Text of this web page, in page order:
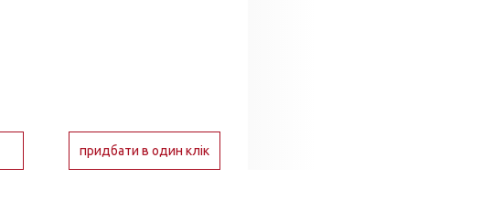
придбати в один клік